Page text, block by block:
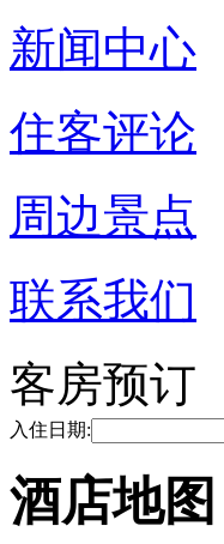
新闻中心
住客评论
周边景点
联系我们
客房预订
入住日期:
酒店地图